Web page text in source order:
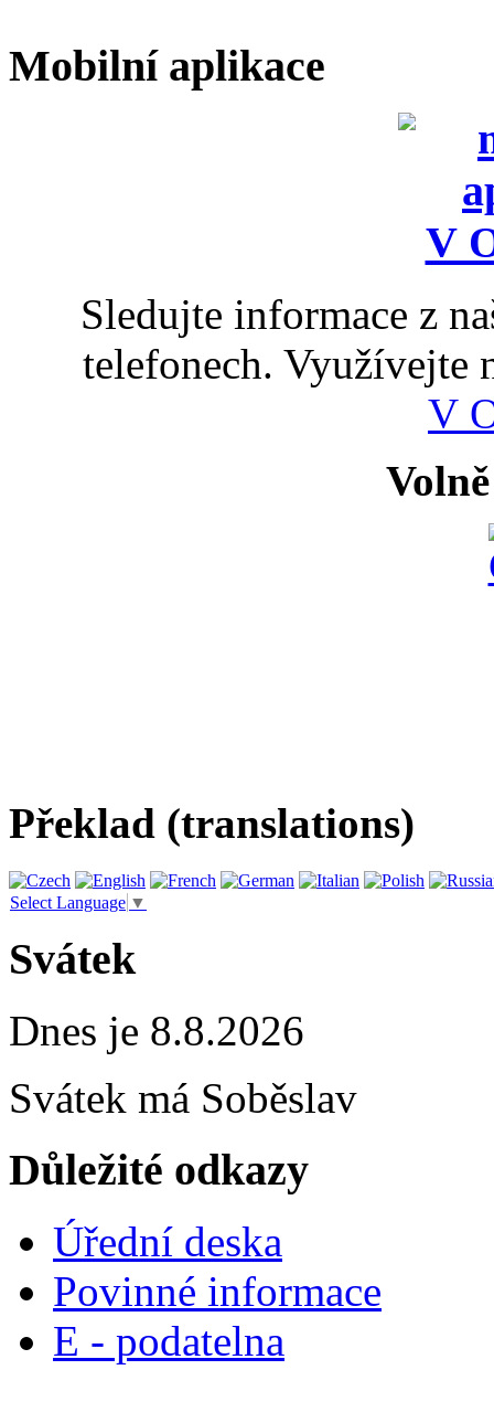
Mobilní aplikace
Sledujte informace z
telefonech. Využívejte
V
Překlad (translations)
Select Language ▼
Svátek
Dnes je 8.8.2026
Svátek má Soběslav
Důležité odkazy
Úřední deska
Povinné informace
E - podatelna